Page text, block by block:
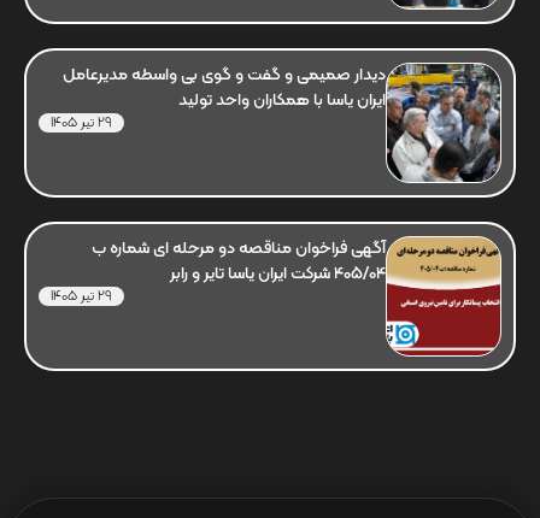
دیدار صمیمی و گفت و گوی بی واسطه مدیرعامل
ایران یاسا با همکاران واحد تولید
29 تیر 1405
آگهی فراخوان مناقصه دو مرحله ای شماره ب
405/04 شرکت ایران یاسا تایر و رابر
29 تیر 1405